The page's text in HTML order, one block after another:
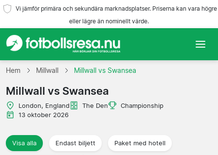
Vi jämför primära och sekundära marknadsplatser. Priserna kan vara högre
eller lägre än nominellt värde.
Hem
Lag
Ligor
Resebyråer
Hem Millwall Millwall vs Swansea
Millwall vs Swansea
London, England The Den
Championship
13 oktober 2026
Visa alla Endast biljett Paket med hotell